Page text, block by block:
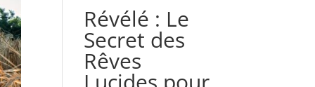
Révélé : Le
Secret des
Rêves